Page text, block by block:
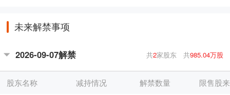
未来解禁事项
2026-09-07解禁 共985.04万股
共2家股东
股东名称 减持情况 解禁数量 限售股